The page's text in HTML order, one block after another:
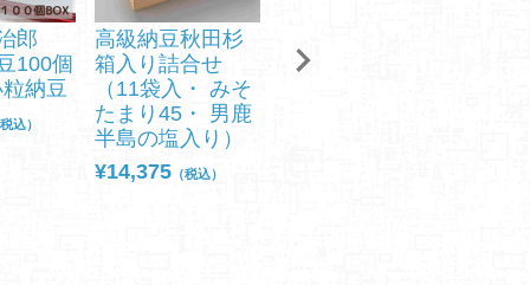
郎
100個
納豆
込）
高級納豆秋田杉
箱入り詰合せ
（11袋入・ みそ
たまり45・ 男鹿
半島の塩入り）
¥14,375 （税込）
豆ギフト 【桜】